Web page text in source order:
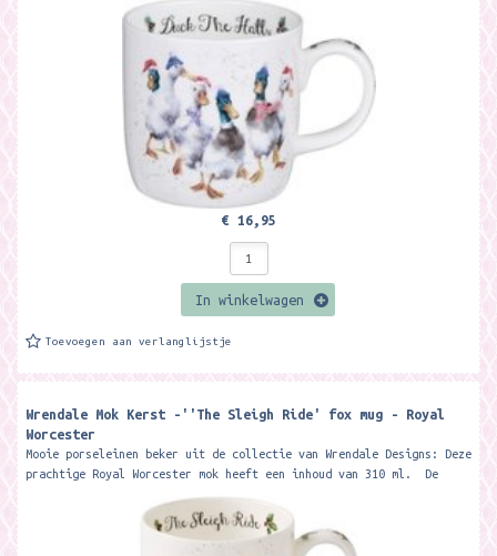
€ 16,95
In winkelwagen
Toevoegen aan verlanglijstje
Wrendale Mok Kerst -''The Sleigh Ride' fox mug - Royal
Worcester
Mooie porseleinen beker uit de collectie van Wrendale Designs: Deze
prachtige Royal Worcester mok heeft een inhoud van 310 ml. De